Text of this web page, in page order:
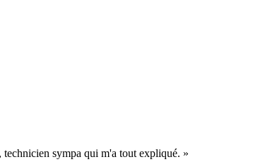
sympa qui m'a tout expliqué. »